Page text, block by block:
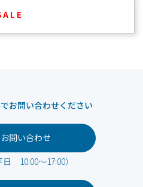
A L E
お問い合わせください
問い合わせ
日 10:00～17:00）